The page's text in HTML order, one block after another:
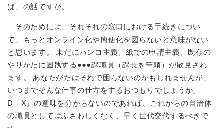
ば、の話ですが。
そのためには、それぞれの窓口における手続きについ
て、もっとオンライン化や簡便化を図らないと意味がない
と思います。 未だにハンコ主義、紙での申請主義、既存の
やりかたに固執する●●●課職員（課長を筆頭）が散見され
ます。 あなたがたはそれで困らないのかもしれませんが、
いつまでそんな仕事の仕方をするおつもりでしょうか。
D「X」の意味を分からないのであれば、これからの自治体
の職員としてはふさわしくなく、早く世代交代するべきで